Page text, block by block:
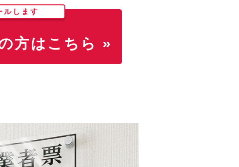
ルします
方はこちら »